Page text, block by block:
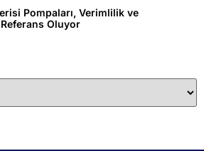
Pompaları, Verimlilik ve
Oluyor